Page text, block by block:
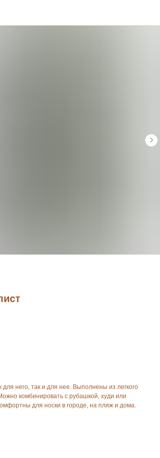
него, так и для нее. Выполнены из легкого
комбинировать с рубашкой, худи или
для носки в городе, на пляж и дома.